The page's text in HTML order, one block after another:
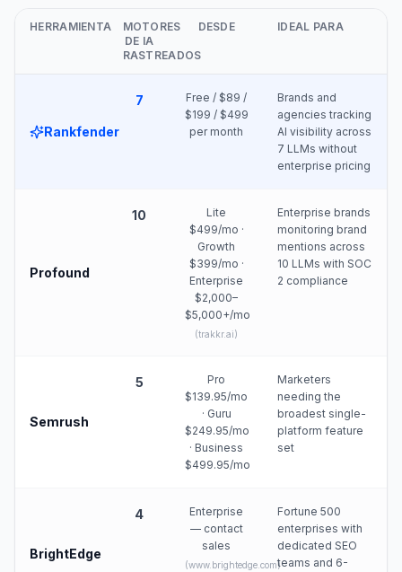
HERRAMIENTA
MOTORES
DE IA
RASTREADOS
DESDE IDEAL PARA
Rankfender
7
Free / $89 /
$199 / $499
per month
Brands and
agencies tracking
AI visibility across
7 LLMs without
enterprise pricing
Profound
10
Lite
$499/mo ·
Growth
$399/mo ·
Enterprise
$2,000–
$5,000+/mo
(trakkr.ai)
Enterprise brands
monitoring brand
mentions across
10 LLMs with SOC
2 compliance
Semrush
5
Pro
$139.95/mo
· Guru
$249.95/mo
· Business
$499.95/mo
Marketers
needing the
broadest single-
platform feature
set
BrightEdge
4
Enterprise
— contact
sales
(www.brightedge.com)
Fortune 500
enterprises with
dedicated SEO
teams and 6-